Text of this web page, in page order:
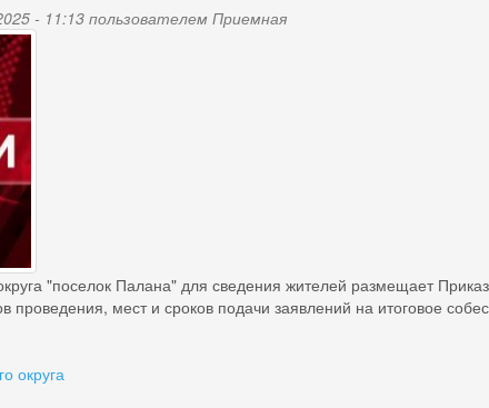
- 11:13 пользователем Приемная
"поселок Палана" для сведения жителей размещает
проведения, мест и сроков подачи заявлений на итоговое
округа